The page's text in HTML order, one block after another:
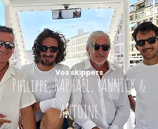
Philippe, RAPHÄEL, YANNICK &
ANTOINE
Vos skippers